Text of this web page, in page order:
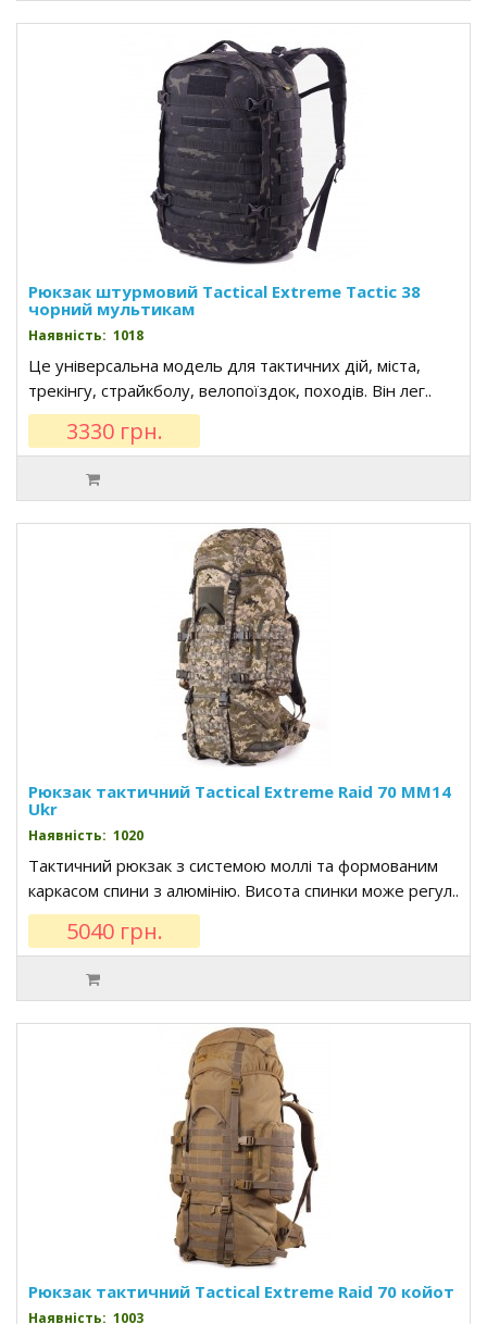
Рюкзак штурмовий Tactical Extreme Tactic 38
чорний мультикам
Наявність: 1018
Це універсальна модель для тактичних дій, міста,
трекінгу, страйкболу, велопоїздок, походів. Він лег..
3330 грн.
Рюкзак тактичний Tactical Extreme Raid 70 MM14
Ukr
Наявність: 1020
Тактичний рюкзак з системою моллі та формованим
каркасом спини з алюмінію. Висота спинки може регул..
5040 грн.
Рюкзак тактичний Tactical Extreme Raid 70 койот
Наявність: 1003